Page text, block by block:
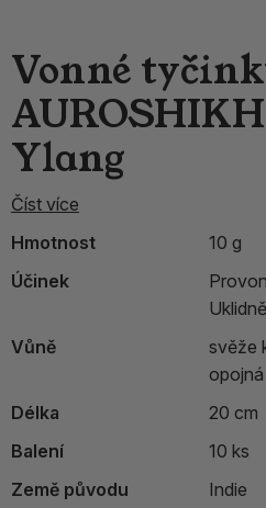
Vonné
Ylang
Číst více
Hmotnost
10 g
Účinek
Vůně
svěže
opojná
Délka
20 cm
Balení
10 ks
Země původu
Indie